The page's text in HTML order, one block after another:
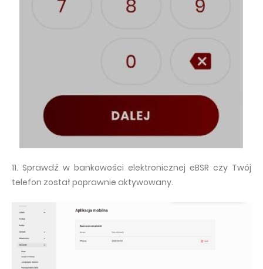
11. Sprawdź w bankowości elektronicznej eBSR czy Twój
telefon został poprawnie aktywowany.